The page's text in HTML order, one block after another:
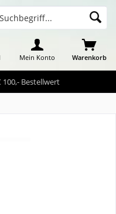
Bestellwert
Warenkorb
Mein Konto